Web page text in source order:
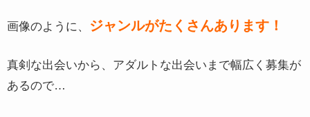
画像のように、 ジャンルがたくさんあります！
真剣な出会いから、アダルトな出会いまで幅広く募集が
あるので…